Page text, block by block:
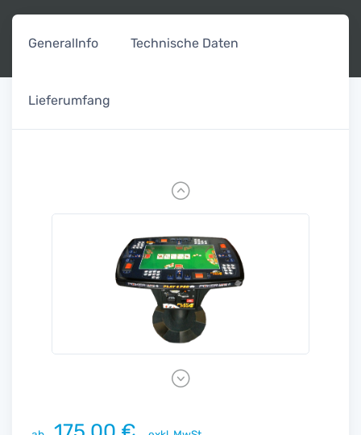
GeneralInfo Technische Daten
Lieferumfang
Previous
Next